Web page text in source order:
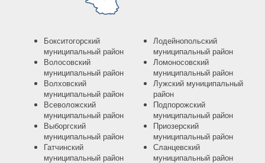
Бокситогорский
муниципальный район
Волосовский
муниципальный район
Волховский
муниципальный район
Всеволожский
муниципальный район
Выборгский
муниципальный район
Гатчинский
муниципальный район
Лодейнопольский
муниципальный район
Ломоносовский
муниципальный район
Лужский муниципальный
район
Подпорожский
муниципальный район
Приозерский
муниципальный район
Сланцевский
муниципальный район